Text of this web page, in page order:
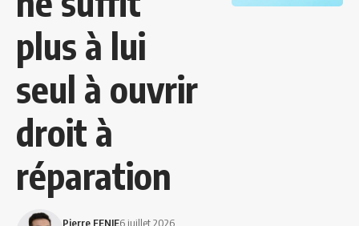
plus à lui
seul à ouvrir
droit à
réparation
Pierre FENIE6 juillet 2026